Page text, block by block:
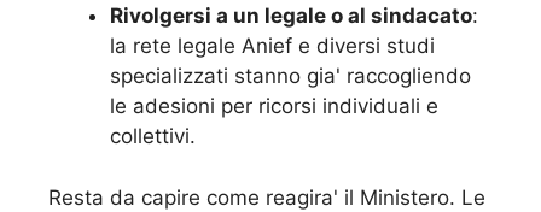
Rivolgersi a un legale o al sindacato:
la rete legale Anief e diversi studi
specializzati stanno gia' raccogliendo
le adesioni per ricorsi individuali e
collettivi.
Resta da capire come reagira' il Ministero. Le